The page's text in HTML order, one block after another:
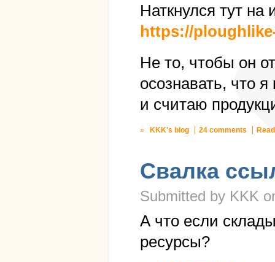
Наткнулся тут на
https://
Не то, чтобы он
осознавать, что
и считаю
» KKK's blog 24 comments
Свалка
Submitted by KKK
А что если
ресурсы?